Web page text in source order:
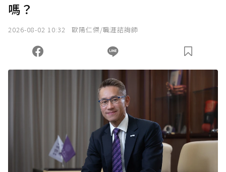
嗎？
2026-08-02 10:32 歐陽仁傑/職涯諮詢師